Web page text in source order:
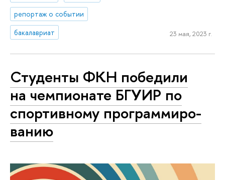
репортаж о событии
бакалавриат
23 мая, 2023 г.
Студенты ФКН победили
на чемпионате БГУИР по
спортивному про­грам­ми­ро­
ва­нию